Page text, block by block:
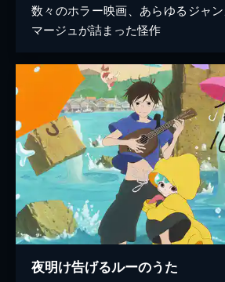
数々のホラー映画、あらゆるジャ
マージュが詰まった怪作
夜明け告げるルーのうた